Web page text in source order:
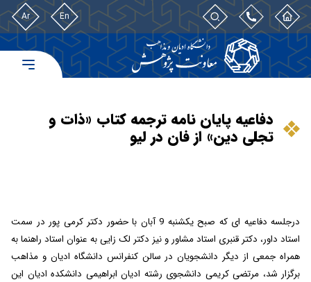
En
Ar
دفاعیه پایان نامه ترجمه کتاب «ذات و
تجلی دین» از فان در لیو
درجلسه دفاعیه ای
که صبح یکشنبه 9 آبان با حضور دکتر کرمی پور در سمت
استاد داور، دکتر قنبری استاد مشاور و نیز دکتر لک زایی به عنوان استاد راهنما به
همراه جمعی از دیگر دانشجویان در سالن کنفرانس دانشگاه ادیان و مذاهب
برگزار شد، مرتضی کریمی دانشجوی رشته ادیان ابراهیمی دانشکده ادیان این